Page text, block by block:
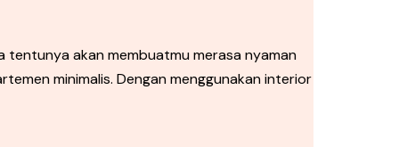
akan membuatmu merasa nyaman
minimalis. Dengan menggunakan interior